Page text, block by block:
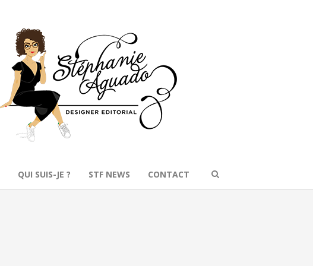
QUI SUIS-JE ? STF NEWS CONTACT